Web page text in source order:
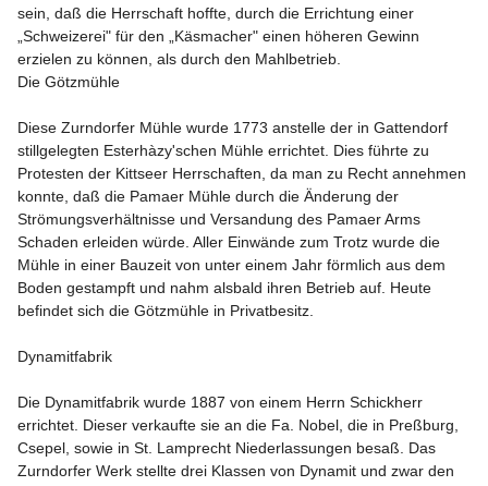
sein, daß die Herrschaft hoffte, durch die Errichtung einer
„Schweizerei" für den „Käsmacher" einen höheren Gewinn
erzielen zu können, als durch den Mahlbetrieb.
Die Götzmühle
Diese Zurndorfer Mühle wurde 1773 anstelle der in Gattendorf
stillgelegten Esterhàzy'schen Mühle errichtet. Dies führte zu
Protesten der Kittseer Herrschaften, da man zu Recht annehmen
konnte, daß die Pamaer Mühle durch die Änderung der
Strömungsverhältnisse und Versandung des Pamaer Arms
Schaden erleiden würde. Aller Einwände zum Trotz wurde die
Mühle in einer Bauzeit von unter einem Jahr förmlich aus dem
Boden gestampft und nahm alsbald ihren Betrieb auf. Heute
befindet sich die Götzmühle in Privatbesitz.
Dynamitfabrik
Die Dynamitfabrik wurde 1887 von einem Herrn Schickherr
errichtet. Dieser verkaufte sie an die Fa. Nobel, die in Preßburg,
Csepel, sowie in St. Lamprecht Niederlassungen besaß. Das
Zurndorfer Werk stellte drei Klassen von Dynamit und zwar den